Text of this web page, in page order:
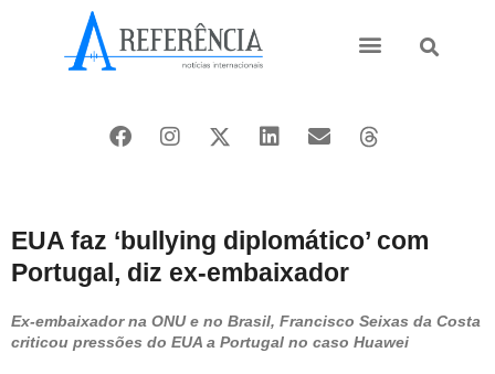
EUA faz ‘bullying diplomático’ com
Portugal, diz ex-embaixador
Ex-embaixador na ONU e no Brasil, Francisco Seixas da Costa
criticou pressões do EUA a Portugal no caso Huawei